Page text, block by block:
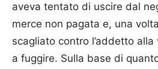
aveva tentato di uscire dal
merce non pagata e, una
scagliato contro l’addetto
a fuggire. Sulla base di